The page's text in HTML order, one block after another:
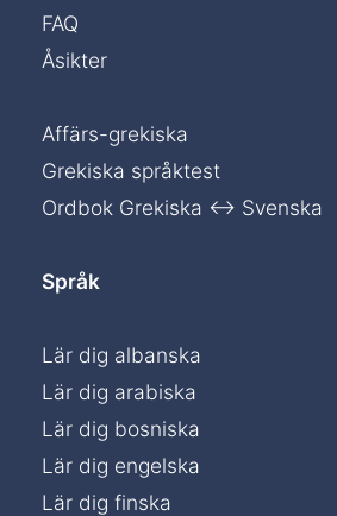
FAQ
Åsikter
Affärs-grekiska
Grekiska språktest
Ordbok Grekiska ↔ Svenska
Språk
Lär dig albanska
Lär dig arabiska
Lär dig bosniska
Lär dig engelska
Lär dig finska